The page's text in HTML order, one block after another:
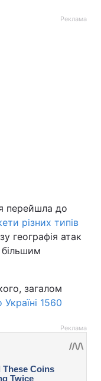
Реклама
перейшла до
різних типів
географія атак
більшим
загалом
1560
Реклама